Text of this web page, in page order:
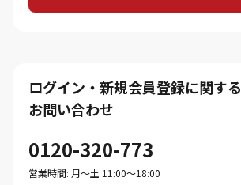
ログイン・新規会員登録に関する
お問い合わせ
0120-320-773
営業時間: 月〜土 11:00〜18:00